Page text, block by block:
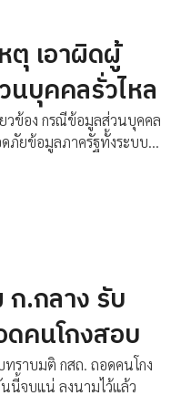
ตุ เอาผิดผู้
นบุคคลรั่วไหล
วข้อง กรณีข้อมูลส่วนบุคคล
ภัยข้อมูลภาครัฐทั้งระบบ
.กลาง รับ
คนโกงสอบ
ทราบมติ กสถ. ถอดคนโกง
จบแน่ ลงนามไว้แล้ว